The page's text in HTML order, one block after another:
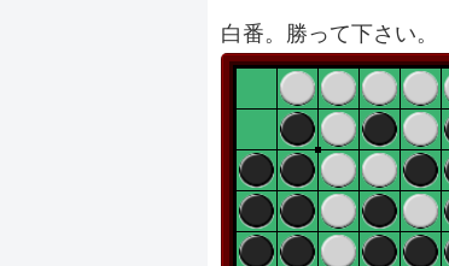
白番。勝って下さい。